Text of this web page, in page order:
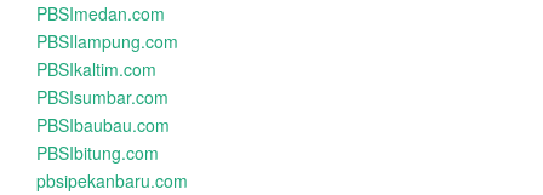
PBSImedan.com
PBSIlampung.com
PBSIkaltim.com
PBSIsumbar.com
PBSIbaubau.com
PBSIbitung.com
pbsipekanbaru.com